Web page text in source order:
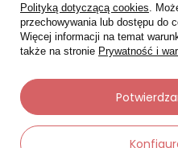
Moje zamówienia
Status zamówienia
Polityką dotyczącą cookies.
przechowywania lub dostępu do
Więcej informacji na temat
także na stronie Prywatność i